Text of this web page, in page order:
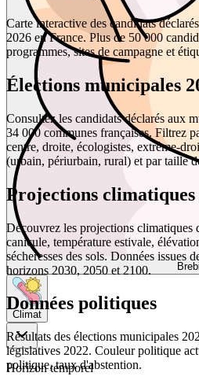
Climat
Horizon temporel
Carte interactive des candidats
2026 en France. Plus de 50 000
programmes, sites de campagne et
Élections municipales
Consultez les candidats déclarés aux
34 000 communes françaises. Filtrez
centre, droite, écologistes, extrême-
(urbain, périurbain, rural) et par taille
Projections
Découvrez les projections climatiques
canicule, température estivale,
sécheresses des sols. Données issues
horizons 2030, 2050 et 2100.
Données politiques
Résultats des élections municipales
législatives 2022. Couleur politique
politique, taux d'abstention.